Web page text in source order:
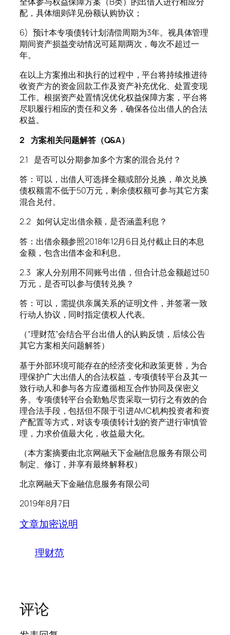
配，具体细则详见份额认购协议；
6) 预计本专项债转计划清偿周期为3年。视具体管理
期间资产损益变动情况可延期两次，每次不超过一
年。
在以上方案推出和执行的过程中，平台将持续推进待
收资产方的资金回款工作及资产补充优化、处置变现
工作。根据资产处置情况优化权益保障方案，平台将
尽职履行相应的责任和义务，确保各位出借人的合法
权益。
2 方案相关问题解答（Q&A）
2.1 是否可以分期参加多个方案的混合兑付？
答：可以，出借人可选择全额或部分兑换，单次兑换
债权额需不低于50万元，剩余债权额可参与其它方案
混合兑付。
2.2 如何认定出借余额，是否涵盖利息？
答：出借余额参照2018年12月6日兑付截止日的本息
金额，包含出借本金和利息。
2.3 家人分别用不同账号出借，但合计总金额超过50
万元，是否可以参与债转兑换？
答：可以，需提供亲属关系的证明文件，并签署一致
行动人协议，同时指定债权人代表。
（“理财范”会结合平台出借人的认购反馈，后续公告
其它方案相关问题解答）
基于外部环境可能存在的经济变化和政策更替，为合
理保护广大出借人的合法权益，专项债转平台及其一
致行动人和参与各方应遵循相互合作协同及保密义
务。专项债转平台会勤勉尽责采取一切行之有效的合
理合法手段，包括但不限于引进AMC机构投资者和资
产配置等方式，对该专项债转计划的资产进行审慎管
理，力求价值最大化，收益最大化。
（本方案摘要由北京网融天下金融信息服务有限公司
制定、修订，并享有最终解释权）
北京网融天下金融信息服务有限公司
2019年8月7日
文章加密说明
理财范
评论